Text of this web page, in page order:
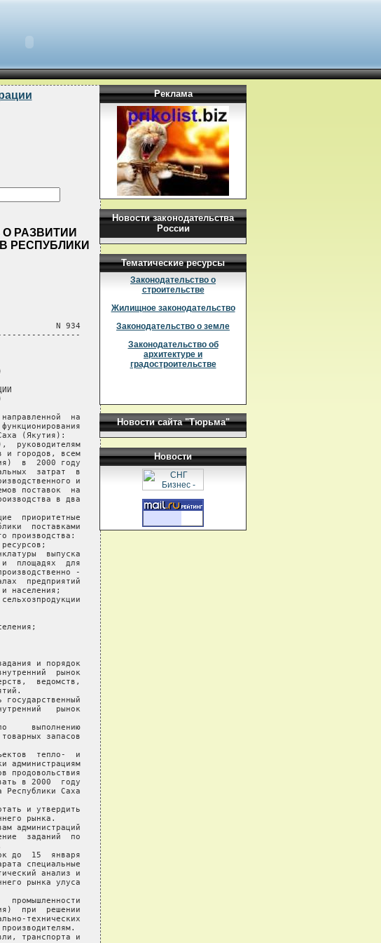
О РАЗВИТИИ
РЕСПУБЛИКИ
N 934
на
(Якутия):
руководителям
и городов, всем
в  2000 году
затрат  в
и
поставок  на
в два
приоритетные
поставками
производства:
выпуска
площадях  для
-
предприятий
населения;
и порядок
рынок
ведомств,
государственный
рынок
выполнению
запасов
тепло-  и
администрациям
продовольствия
в 2000  году
Республики Саха
и утвердить
рынка.
администраций
заданий  по
до  15  января
специальные
анализ и
рынка улуса
промышленности
при  решении
технических
транспорта и
Реклама
Новости законодательства
России
Тематические ресурсы
Законодательство о
строительстве
Жилищное законодательство
Законодательство о земле
Законодательство об
архитектуре и
градостроительстве
Новости сайта "Тюрьма"
Новости